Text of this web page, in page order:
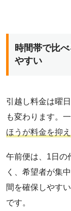
時間帯で比
やすい
引越し料金は曜
も変わります。一
ほうが料金を抑
午前便は、1日の
く、希望者が集
間を確保しやす
です。